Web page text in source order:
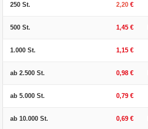
250 St. 2,20 €
500 St. 1,45 €
1.000 St. 1,15 €
ab 2.500 St. 0,98 €
ab 5.000 St. 0,79 €
ab 10.000 St. 0,69 €